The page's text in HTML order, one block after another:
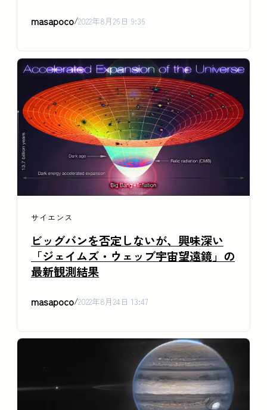
masapoco/2022年8月26日 9:36
サイエンス
ビッグバンを否定しないが、興味深い
「ジェイムズ・ウェッブ宇宙望遠鏡」の
最新観測結果
masapoco/2022年8月24日 13:47